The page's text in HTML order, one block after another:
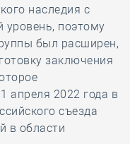
наследия с
уровень, поэтому
был расширен,
заключения
апреля 2022 года в
съезда
в области